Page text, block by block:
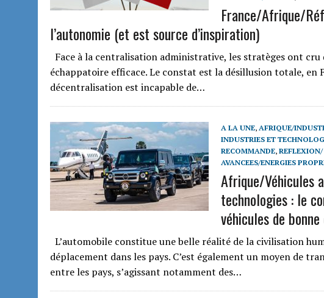
France/Afrique/
l’autonomie (et est source d’inspiration)
Face à la centralisation administrative, les stratèges ont
échappatoire efficace. Le constat est la désillusion totale, en
décentralisation est incapable de…
A LA UNE, AFRIQUE/
INDUSTRIES ET
RECOMMANDE, REFLEXION/
AVANCEES/ENERGIES
Afrique/Véhicules
technologies : le
véhicules de
L’automobile constitue une belle réalité de la civilisation
déplacement dans les pays. C’est également un moyen de
entre les pays, s’agissant notamment des…